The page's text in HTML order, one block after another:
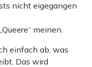
nicht eigegangen
meinen.
einfach ab, was
Das wird